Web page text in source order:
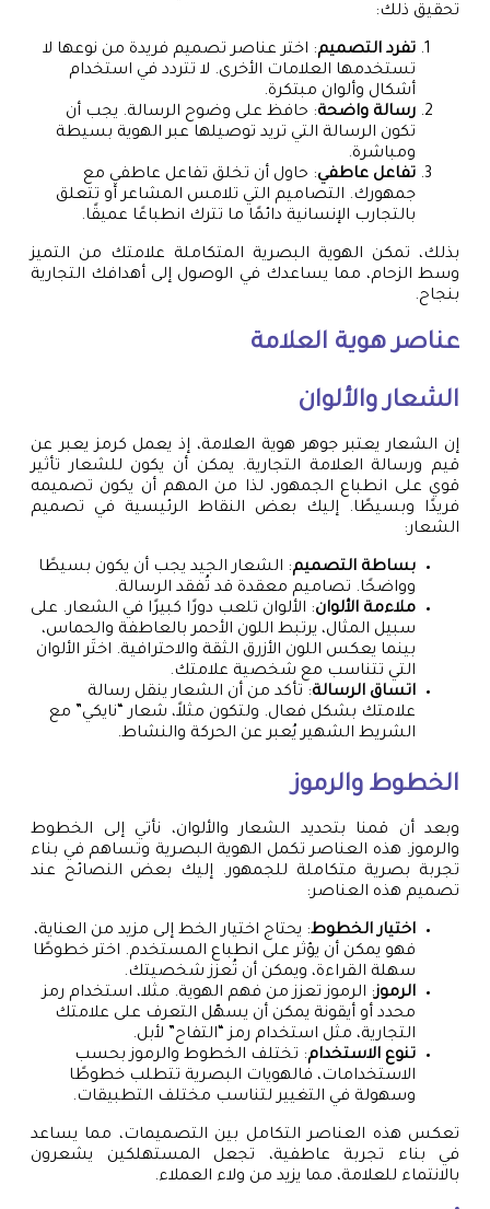
تحقيق ذلك:
تفرد التصميم: اختر عناصر تصميم فريدة من نوعها لا
تستخدمها العلامات الأخرى. لا تتردد في استخدام
أشكال وألوان مبتكرة.
رسالة واضحة: حافظ على وضوح الرسالة. يجب أن
تكون الرسالة التي تريد توصيلها عبر الهوية بسيطة
ومباشرة.
تفاعل عاطفي: حاول أن تخلق تفاعل عاطفي مع
جمهورك. التصاميم التي تلامس المشاعر أو تتعلق
بالتجارب الإنسانية دائمًا ما تترك انطباعًا عميقًا.
بذلك، تمكن الهوية البصرية المتكاملة علامتك من التميز
وسط الزحام، مما يساعدك في الوصول إلى أهدافك التجارية
بنجاح.
عناصر هوية العلامة
الشعار والألوان
إن الشعار يعتبر جوهر هوية العلامة، إذ يعمل كرمز يعبر عن
قيم ورسالة العلامة التجارية. يمكن أن يكون للشعار تأثير
قوي على انطباع الجمهور، لذا من المهم أن يكون تصميمه
فريدًا وبسيطًا. إليك بعض النقاط الرئيسية في تصميم
الشعار:
بساطة التصميم: الشعار الجيد يجب أن يكون بسيطًا
وواضحًا. تصاميم معقدة قد تُفقد الرسالة.
ملاءمة الألوان: الألوان تلعب دورًا كبيرًا في الشعار. على
سبيل المثال، يرتبط اللون الأحمر بالعاطفة والحماس،
بينما يعكس اللون الأزرق الثقة والاحترافية. اختَر الألوان
التي تتناسب مع شخصية علامتك.
اتساق الرسالة: تأكد من أن الشعار ينقل رسالة
علامتك بشكل فعال. ولتكون مثلاً، شعار “نايكي” مع
الشريط الشهير يُعبر عن الحركة والنشاط.
الخطوط والرموز
وبعد أن قمنا بتحديد الشعار والألوان، نأتي إلى الخطوط
والرموز. هذه العناصر تكمل الهوية البصرية وتساهم في بناء
تجربة بصرية متكاملة للجمهور. إليك بعض النصائح عند
تصميم هذه العناصر:
اختيار الخطوط: يحتاج اختيار الخط إلى مزيد من العناية،
فهو يمكن أن يؤثر على انطباع المستخدم. اختر خطوطًا
سهلة القراءة، ويمكن أن تُعزز شخصيتك.
الرموز: الرموز تعزز من فهم الهوية. مثلا، استخدام رمز
محدد أو أيقونة يمكن أن يسهّل التعرف على علامتك
التجارية، مثل استخدام رمز “التفاح” لأبل.
تنوع الاستخدام: تختلف الخطوط والرموز بحسب
الاستخدامات، فالهويات البصرية تتطلب خطوطًا
وسهولة في التغيير لتناسب مختلف التطبيقات.
تعكس هذه العناصر التكامل بين التصميمات، مما يساعد
في بناء تجربة عاطفية، تجعل المستهلكين يشعرون
بالانتماء للعلامة، مما يزيد من ولاء العملاء.